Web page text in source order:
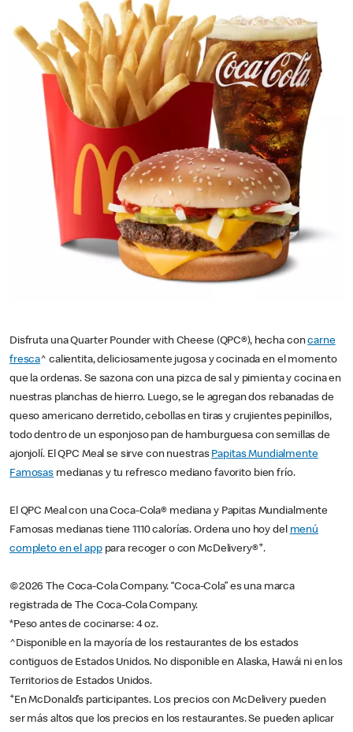
Disfruta una Quarter Pounder with Cheese (QPC®), hecha concarne
fresca^ calientita, deliciosamente jugosa y cocinada en el momento
que la ordenas. Se sazona con una pizca de sal y pimienta y cocina en
nuestras planchas de hierro. Luego, se le agregan dos rebanadas de
queso americano derretido, cebollas en tiras y crujientes pepinillos,
todo dentro de un esponjoso pan de hamburguesa con semillas de
ajonjolí. El QPC Meal se sirve con nuestras Papitas Mundialmente
Famosas medianas y tu refresco mediano favorito bien frío.
El QPC Meal con una Coca-Cola® mediana y Papitas Mundialmente
Famosas medianas tiene 1110 calorías. Ordena uno hoy del menú
completo en el apppara recoger o con McDelivery®+.
©2026 The Coca-Cola Company. “Coca-Cola” es una marca
registrada de The Coca-Cola Company.
*Peso antes de cocinarse: 4 oz.
^Disponible en la mayoría de los restaurantes de los estados
contiguos de Estados Unidos. No disponible en Alaska, Hawái ni en los
Territorios de Estados Unidos.
+En McDonald’s participantes. Los precios con McDelivery pueden
ser más altos que los precios en los restaurantes. Se pueden aplicar